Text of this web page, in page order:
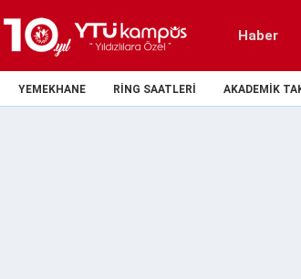
Haber
YEMEKHANE RING SAATLERI AKADEMIK